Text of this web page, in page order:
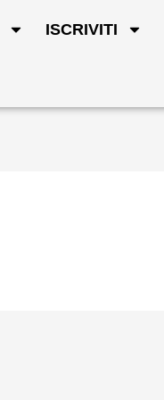
ISCRIVITI